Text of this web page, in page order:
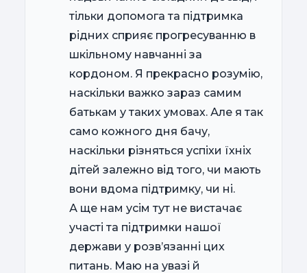
тільки допомога та підтримка
рідних сприяє прогресуванню в
шкільному навчанні за
кордоном. Я прекрасно розумію,
наскільки важко зараз самим
батькам у таких умовах. Але я так
само кожного дня бачу,
наскільки різняться успіхи їхніх
дітей залежно від того, чи мають
вони вдома підтримку, чи ні.
А ще нам усім тут не вистачає
участі та підтримки нашої
держави у розв’язанні цих
питань. Маю на увазі й